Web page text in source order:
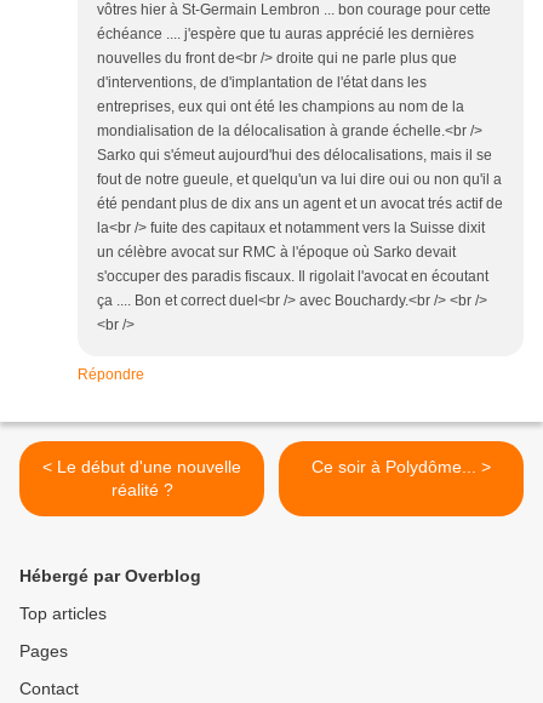
vôtres hier à St-Germain Lembron ... bon courage pour cette
échéance .... j'espère que tu auras apprécié les dernières
nouvelles du front de<br /> droite qui ne parle plus que
d'interventions, de d'implantation de l'état dans les
entreprises, eux qui ont été les champions au nom de la
mondialisation de la délocalisation à grande échelle.<br />
Sarko qui s'émeut aujourd'hui des délocalisations, mais il se
fout de notre gueule, et quelqu'un va lui dire oui ou non qu'il a
été pendant plus de dix ans un agent et un avocat trés actif de
la<br /> fuite des capitaux et notamment vers la Suisse dixit
un célèbre avocat sur RMC à l'époque où Sarko devait
s'occuper des paradis fiscaux. Il rigolait l'avocat en écoutant
ça .... Bon et correct duel<br /> avec Bouchardy.<br /> <br />
<br />
Répondre
< Le début d'une nouvelle
réalité ?
Ce soir à Polydôme... >
Hébergé par Overblog
Top articles
Pages
Contact